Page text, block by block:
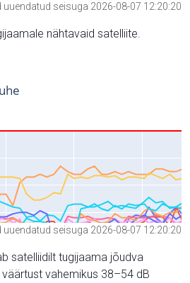
seisuga 2026-08-07 12:20:20
nähtavaid satelliite.
seisuga 2026-08-07 12:20:20
satelliidilt tugijaama jõudva
vahemikus 38–54 dB